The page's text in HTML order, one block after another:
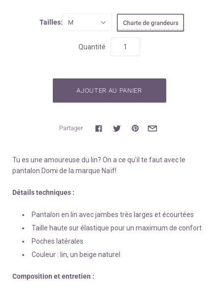
Tailles: M
Quantité
Partager
Tu es une amoureuse du lin? On a ce qu'il te faut avec le
pantalon Domi de la marque Naïf!
Détails techniques :
Pantalon en lin avec jambes très larges et écourtées
Taille haute sur élastique pour un maximum de confort
Poches latérales
Couleur : lin, un beige naturel
Composition et entretien :